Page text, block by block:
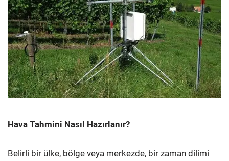
Hava Tahmini Nasıl Hazırlanır?
Belirli bir ülke, bölge veya merkezde, bir zaman dilimi